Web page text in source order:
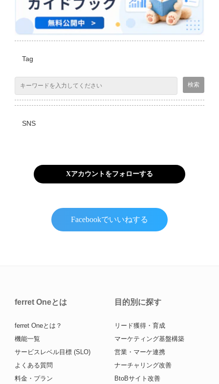
Tag
SNS
Xアカウントをフォローする
Facebookでいいねする
ferret Oneとは
ferret Oneとは？
機能一覧
サービスレベル目標 (SLO)
よくある質問
料金・プラン
目的別に探す
リード獲得・育成
マーケティング基盤構築
営業・マーケ連携
ナーチャリング改善
BtoBサイト改善